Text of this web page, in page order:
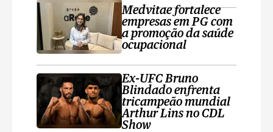
Medvitae fortalece
empresas em PG com
a promoção da saúde
ocupacional
Ex-UFC Bruno
Blindado enfrenta
tricampeão mundial
Arthur Lins no CDL
Show